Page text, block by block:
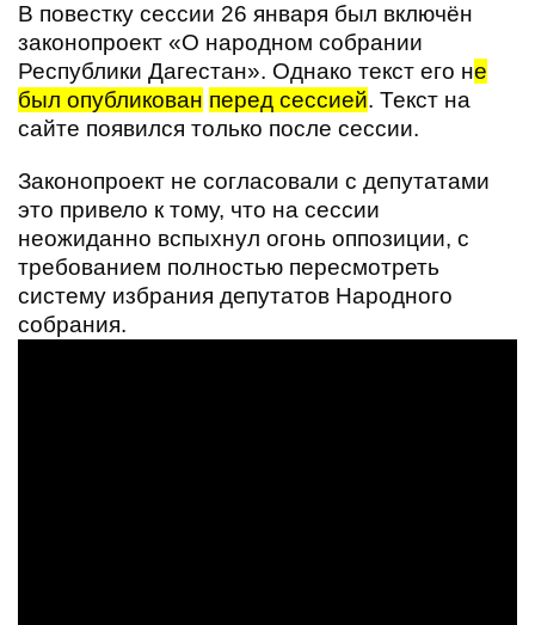
В повестку сессии 26 января был включён
законопроект «О народном собрании
Республики Дагестан». Однако текст его не
был опубликован перед сессией. Текст на
сайте появился только после сессии.
Законопроект не согласовали с депутатами
это привело к тому, что на сессии
неожиданно вспыхнул огонь оппозиции, с
требованием полностью пересмотреть
систему избрания депутатов Народного
собрания.